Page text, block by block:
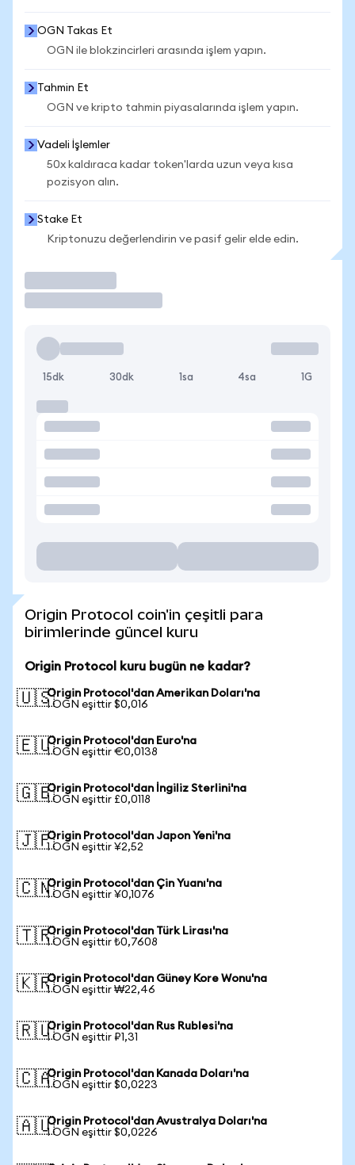
OGN Takas Et
OGN ile blokzincirleri arasında işlem yapın.
Tahmin Et
OGN ve kripto tahmin piyasalarında işlem yapın.
Vadeli İşlemler
50x kaldıraca kadar token'larda uzun veya kısa
pozisyon alın.
Stake Et
Kriptonuzu değerlendirin ve pasif gelir elde edin.
15dk 30dk 1sa 4sa 1G
Origin Protocol coin'in çeşitli para
birimlerinde güncel kuru
Origin Protocol kuru bugün ne kadar?
🇺🇸Origin Protocol'dan Amerikan Doları'na
1 OGN eşittir $0,016
🇪🇺Origin Protocol'dan Euro'na
1 OGN eşittir €0,0138
🇬🇧Origin Protocol'dan İngiliz Sterlini'na
1 OGN eşittir £0,0118
🇯🇵Origin Protocol'dan Japon Yeni'na
1 OGN eşittir ¥2,52
🇨🇳Origin Protocol'dan Çin Yuanı'na
1 OGN eşittir ¥0,1076
🇹🇷Origin Protocol'dan Türk Lirası'na
1 OGN eşittir ₺0,7608
🇰🇷Origin Protocol'dan Güney Kore Wonu'na
1 OGN eşittir ₩22,46
🇷🇺Origin Protocol'dan Rus Rublesi'na
1 OGN eşittir ₽1,31
🇨🇦Origin Protocol'dan Kanada Doları'na
1 OGN eşittir $0,0223
🇦🇺Origin Protocol'dan Avustralya Doları'na
1 OGN eşittir $0,0226